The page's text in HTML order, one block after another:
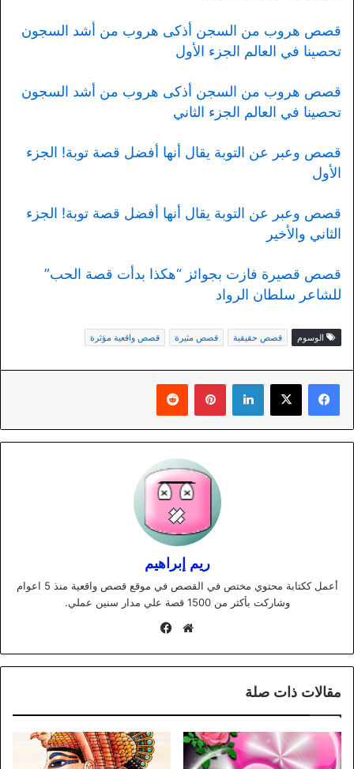
قصص هروب من السجن أذكى هروب من أشد السجون
تحصينا في العالم الجزء الأول
قصص هروب من السجن أذكى هروب من أشد السجون
تحصينا في العالم الجزء الثاني
قصص وعبر عن التوبة يقال أنها أفضل قصة توبة! الجزء
الأول
قصص وعبر عن التوبة يقال أنها أفضل قصة توبة! الجزء
الثاني والأخير
قصص قصيرة فازت بجوائز “هكذا بدأت قصة الحب”
للشاعر سلطان الرواد
الوسوم قصص حقيقية قصص مثيرة قصص واقعية مؤثرة
لينكدإن بينتيريست
ريم إبراهيم
أعمل ككتابة محتوي مختص في القصص في موقع قصص واقعية منذ 5 اعوام
وشاركت بأكثر من 1500 قصة علي مدار سنين عملي.
موقع
مقالات ذات صلة